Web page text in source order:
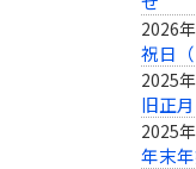
2026
祝日
2025
旧正
2025
年末